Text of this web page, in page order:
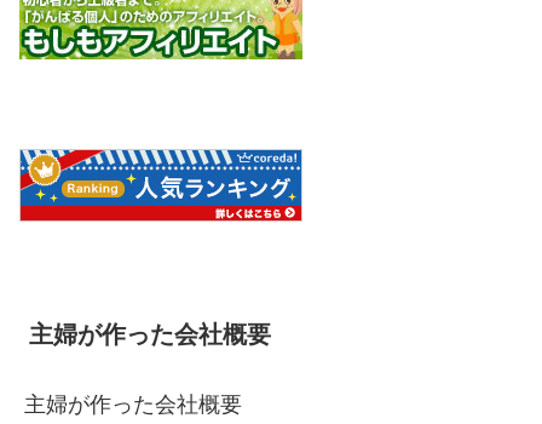
主婦が作った会社概要
主婦が作った会社概要